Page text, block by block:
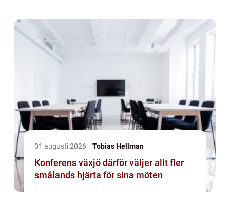
01 augusti 2026 Tobias Hellman
Konferens växjö därför väljer allt fler
smålands hjärta för sina möten